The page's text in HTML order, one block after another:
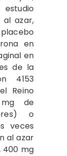
al azar,
en
en
de la
4153
Reino
de
o
veces
al azar
400 mg